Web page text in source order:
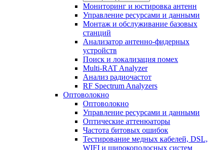
Мониторинг и юстировка антенн
Управление ресурсами и данными
Монтаж и обслуживание базовых
станций
Анализатор антенно-фидерных
устройств
Поиск и локализация помех
Multi-RAT Analyzer
Анализ радиочастот
RF Spectrum Analyzers
Оптоволокно
Оптоволокно
Управление ресурсами и данными
Оптические aттенюаторы
Частота битовых ошибок
Тестирование медных кабелей, DSL,
WIFI и широкополосных систем